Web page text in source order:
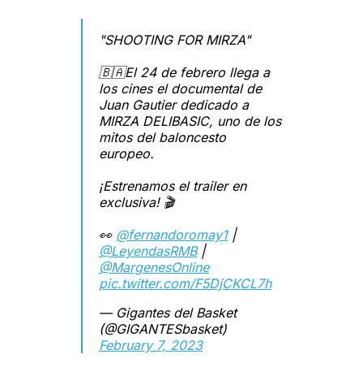
"SHOOTING FOR MIRZA"
🇧🇦El 24 de febrero llega a
los cines el documental de
Juan Gautier dedicado a
MIRZA DELIBASIC, uno de los
mitos del baloncesto
europeo.
¡Estrenamos el trailer en
exclusiva! 🎬
👀 @fernandoromay1|
@LeyendasRMB|
@MargenesOnline
pic.twitter.com/F5DjCKCL7h
— Gigantes del Basket
(@GIGANTESbasket)
February 7, 2023